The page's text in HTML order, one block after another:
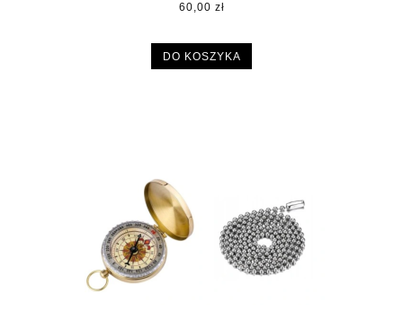
60,00 zł
DO KOSZYKA